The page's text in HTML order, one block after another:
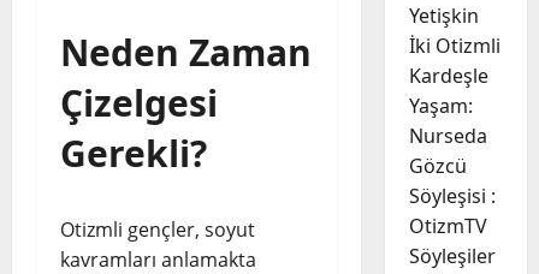
Neden Zaman
Çizelgesi
Gerekli?
Otizmli gençler, soyut
kavramları anlamakta
Yetişkin
İki Otizmli
Kardeşle
Yaşam:
Nurseda
Gözcü
Söyleşisi :
OtizmTV
Söyleşiler